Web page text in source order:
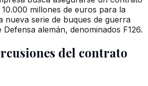
millones de euros para la
nueva serie de buques de guerra
alemán, denominados F126.
del contrato